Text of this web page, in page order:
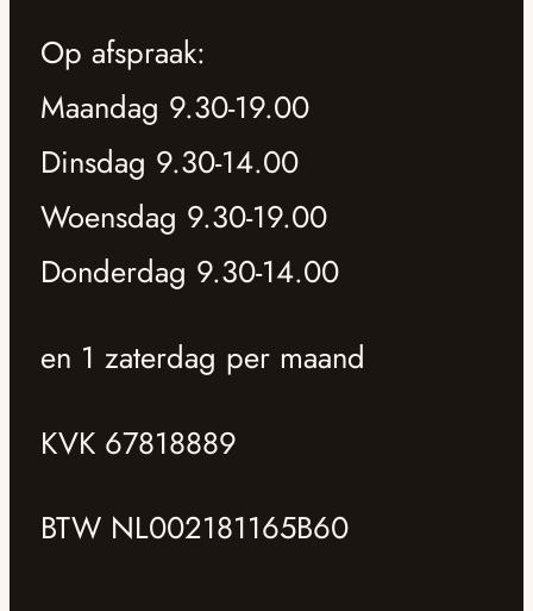
Op afspraak:
Maandag 9.30-19.00
Dinsdag 9.30-14.00
Woensdag 9.30-19.00
Donderdag 9.30-14.00
en 1 zaterdag per maand
KVK 67818889
BTW NL002181165B60